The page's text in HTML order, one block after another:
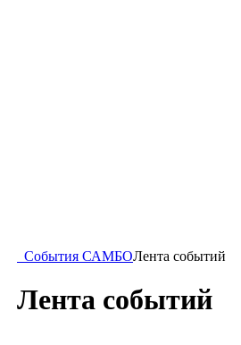
События САМБОЛента событий
Лента событий